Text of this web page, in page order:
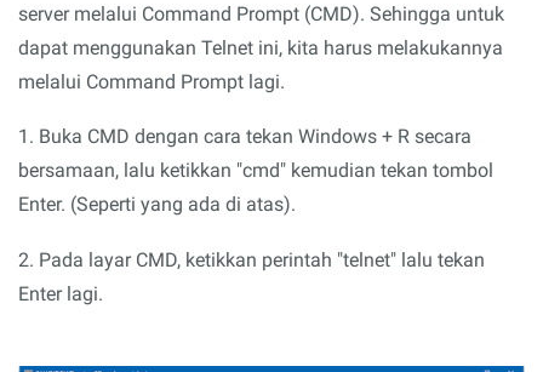
server melalui Command Prompt (CMD). Sehingga untuk
dapat menggunakan Telnet ini, kita harus melakukannya
melalui Command Prompt lagi.
1. Buka CMD dengan cara tekan Windows + R secara
bersamaan, lalu ketikkan "cmd" kemudian tekan tombol
Enter. (Seperti yang ada di atas).
2. Pada layar CMD, ketikkan perintah "telnet" lalu tekan
Enter lagi.